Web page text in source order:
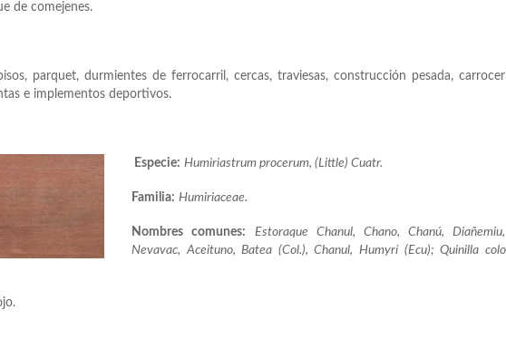
de comejenes.
parquet, durmientes de ferrocarril, cercas, traviesas, construcción pesada,
e implementos deportivos.
Especie: Humiriastrum procerum, (Little) Cuatr.
Familia: Humiriaceae.
Nombres comunes: Estoraque
Chanul, Chano, Chanú,
Nevavac, Aceituno, Batea (Col.), Chanul, Humyrí (Ecu); Quinilla